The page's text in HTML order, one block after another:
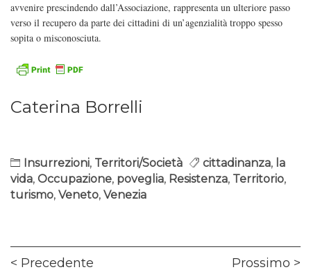
avvenire prescindendo dall’Associazione, rappresenta un ulteriore passo
verso il recupero da parte dei cittadini di un’agenzialità troppo spesso
sopita o misconosciuta.
Caterina Borrelli
Insurrezioni, Territori/Società cittadinanza, la
vida, Occupazione, poveglia, Resistenza, Territorio,
turismo, Veneto, Venezia
Navigazione
Precedente Prossimo